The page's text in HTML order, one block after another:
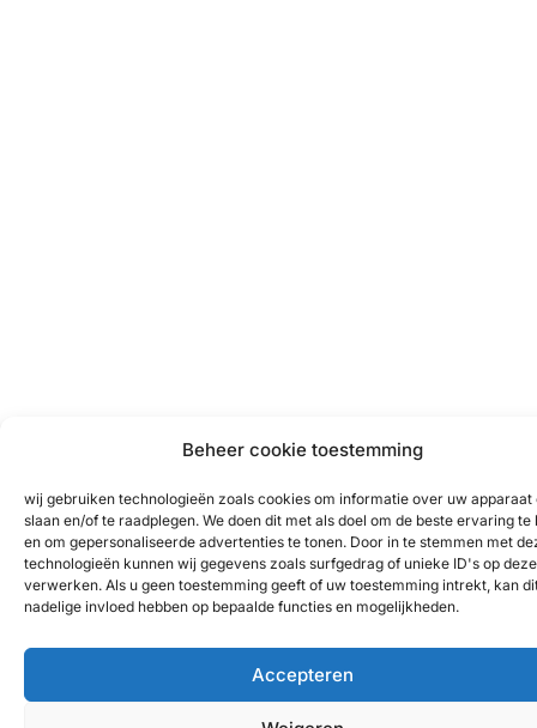
Beheer cookie toestemming
wij gebruiken technologieën zoals cookies om informatie over uw apparaat
slaan en/of te raadplegen. We doen dit met als doel om de beste ervaring te
en om gepersonaliseerde advertenties te tonen. Door in te stemmen met
technologieën kunnen wij gegevens zoals surfgedrag of unieke ID's op
verwerken. Als u geen toestemming geeft of uw toestemming intrekt, kan
nadelige invloed hebben op bepaalde functies en mogelijkheden.
Accepteren